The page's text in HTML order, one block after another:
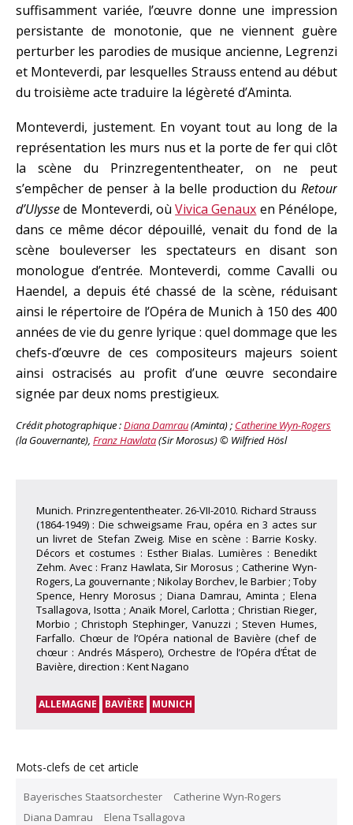
suffisamment variée, l’œuvre donne une impression
persistante de monotonie, que ne viennent guère
perturber les parodies de musique ancienne, Legrenzi
et Monteverdi, par lesquelles Strauss entend au début
du troisième acte traduire la légèreté d’Aminta.
Monteverdi, justement. En voyant tout au long de la
représentation les murs nus et la porte de fer qui clôt
la scène du Prinzregententheater, on ne peut
s’empêcher de penser à la belle production du Retour
d’Ulyssede Monteverdi, oùVivica Genaux en Pénélope,
dans ce même décor dépouillé, venait du fond de la
scène bouleverser les spectateurs en disant son
monologue d’entrée. Monteverdi, comme Cavalli ou
Haendel, a depuis été chassé de la scène, réduisant
ainsi le répertoire de l’Opéra de Munich à 150 des 400
années de vie du genre lyrique : quel dommage que les
chefs-d’œuvre de ces compositeurs majeurs soient
ainsi ostracisés au profit d’une œuvre secondaire
signée par deux noms prestigieux.
Crédit photographique :Diana Damrau(Aminta) ; Catherine Wyn-Rogers
(la Gouvernante), Franz Hawlata(Sir Morosus) © Wilfried Hösl
Munich. Prinzregententheater. 26-VII-2010. Richard Strauss
(1864-1949) : Die schweigsame Frau, opéra en 3 actes sur
un livret de Stefan Zweig. Mise en scène : Barrie Kosky.
Décors et costumes : Esther Bialas. Lumières : Benedikt
Zehm. Avec : Franz Hawlata, Sir Morosus ; Catherine Wyn-
Rogers, La gouvernante ; Nikolay Borchev, le Barbier ; Toby
Spence, Henry Morosus ; Diana Damrau, Aminta ; Elena
Tsallagova, Isotta ; Anaïk Morel, Carlotta ; Christian Rieger,
Morbio ; Christoph Stephinger, Vanuzzi ; Steven Humes,
Farfallo. Chœur de l’Opéra national de Bavière (chef de
chœur : Andrés Máspero), Orchestre de l’Opéra d’État de
Bavière, direction : Kent Nagano
ALLEMAGNE BAVIÈRE MUNICH
Mots-clefs de cet article
Bayerisches Staatsorchester
Catherine Wyn-Rogers
Diana Damrau
Elena Tsallagova